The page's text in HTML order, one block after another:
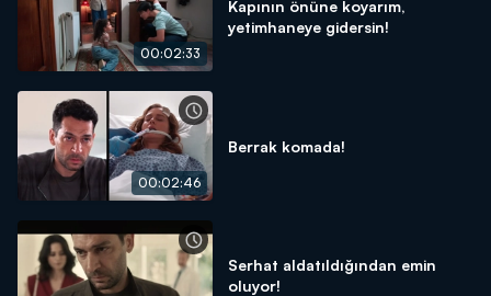
00:02:33
Kapının önüne koyarım,
yetimhaneye gidersin!
00:02:46
Berrak komada!
Serhat aldatıldığından emin
oluyor!